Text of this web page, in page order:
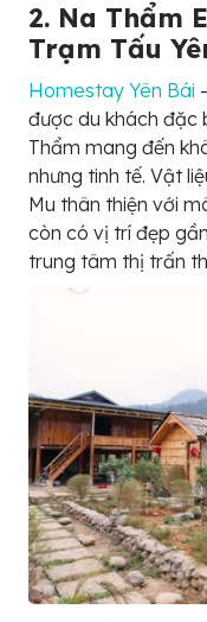
2. Na Thẩm
Trạm Tấu
Homestay Yên Bái
được du khách đặc
Thẩm mang đến
nhưng tinh tế. Vật
Mu thân thiện với
còn có vị trí đẹp
trung tâm thị trấn